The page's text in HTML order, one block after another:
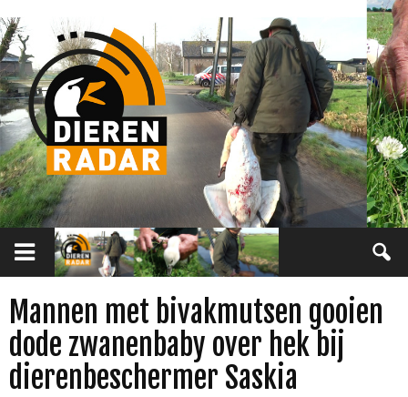
Mannen met bivakmutsen gooien
dode zwanenbaby over hek bij
dierenbeschermer Saskia